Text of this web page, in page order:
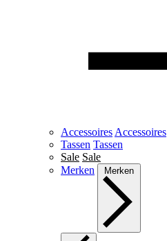
Accessoires Accessoires
Tassen Tassen
Sale Sale
Merken
Merken